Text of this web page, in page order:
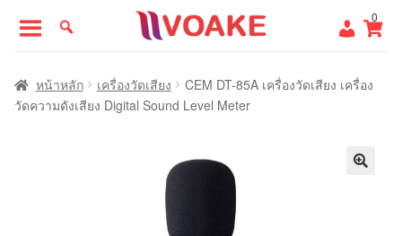
to
navigation
to
content
0
หน้าแรก
หน้าหลัก เครื่องวัดเสียง
CEM DT-85A เครื่องวัดเสียง เครื่อง
วัดความดังเสียง Digital Sound Level Meter